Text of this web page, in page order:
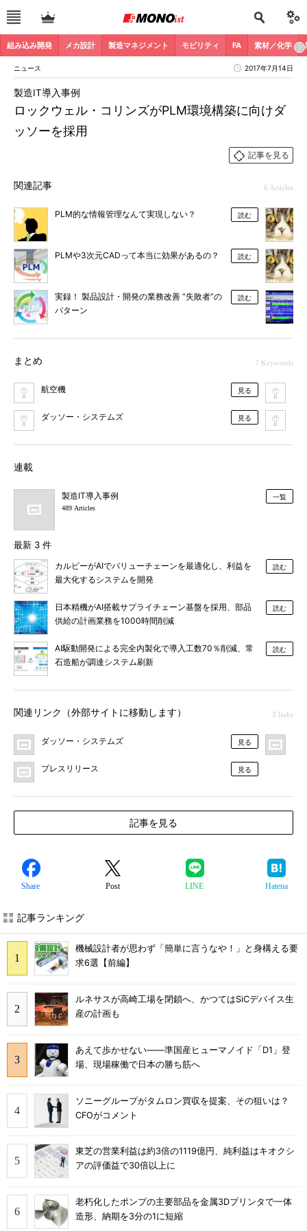
組み込み開発 メカ設計 製造マネジメント モビリティ FA 素材／化学
ニュース 2017年7月14日
ロックウェル・コリンズがPLM環境構築に向けダ
ッソーを採用
製造IT導入事例
記事を見る
関連記事 6 Articles
PLM的な情報管理なんて実現しない？ 読む
PLMや3次元CADって本当に効果があるの？ 読む
実録！ 製品設計・開発の業務改善 “失敗者”の
パターン
読む
まとめ 7 Keywords
航空機 見る
ダッソー・システムズ 見る
連載
製造IT導入事例
489 Articles
一覧
最新 3 件
カルビーがAIでバリューチェーンを最適化し、利益を
最大化するシステムを開発
読む
日本精機がAI搭載サプライチェーン基盤を採用、部品
供給の計画業務を1000時間削減
読む
AI駆動開発による完全内製化で導入工数70％削減、常
石造船が調達システム刷新
読む
関連リンク（外部サイトに移動します） 3 links
ダッソー・システムズ 見る
プレスリリース 見る
記事を見る
Share Post LINE Hatena
記事ランキング
機械設計者が思わず「簡単に言うなや！」と身構える要
求6選【前編】
ルネサスが高崎工場を閉鎖へ、かつてはSiCデバイス生
産の計画も
あえて歩かせない――準国産ヒューマノイド「D1」登
場、現場稼働で日本の勝ち筋へ
ソニーグループがタムロン買収を提案、その狙いは？
CFOがコメント
東芝の営業利益は約3倍の1119億円、純利益はキオクシ
アの評価益で30倍以上に
老朽化したポンプの主要部品を金属3Dプリンタで一体
造形、納期を3分の1に短縮